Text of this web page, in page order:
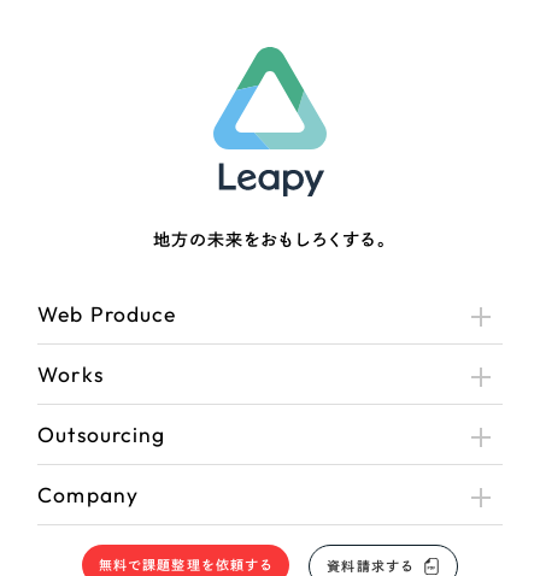
地方の未来をおもしろくする。
Web Produce
Works
Outsourcing
Company
無料で課題整理を依頼する 資料請求する